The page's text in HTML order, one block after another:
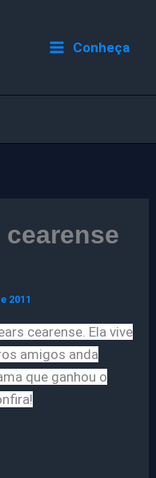
Conheça
2011
cearense. Ela vive
amigos anda
que ganhou o